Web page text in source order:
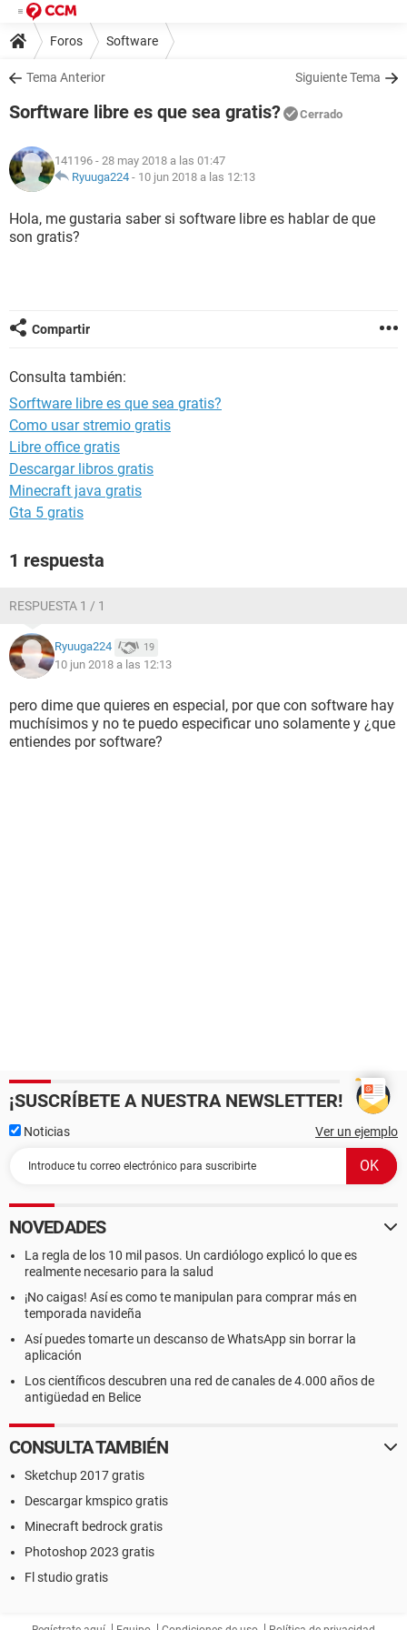
Foros Software
Tema Anterior Siguiente Tema
Sorftware libre es que sea gratis? Cerrado
141196 - 28 may 2018 a las 01:47
Ryuuga224 - 10 jun 2018 a las 12:13
Hola, me gustaria saber si software libre es hablar de que
son gratis?
Compartir
Consulta también:
Sorftware libre es que sea gratis?
Como usar stremio gratis
Libre office gratis
Descargar libros gratis
Minecraft java gratis
Gta 5 gratis
1 respuesta
RESPUESTA 1 / 1
Ryuuga224 19
10 jun 2018 a las 12:13
pero dime que quieres en especial, por que con software hay
muchísimos y no te puedo especificar uno solamente y ¿que
entiendes por software?
¡SUSCRÍBETE A NUESTRA NEWSLETTER!
Noticias Ver un ejemplo
NOVEDADES
La regla de los 10 mil pasos. Un cardiólogo explicó lo que es
realmente necesario para la salud
¡No caigas! Así es como te manipulan para comprar más en
temporada navideña
Así puedes tomarte un descanso de WhatsApp sin borrar la
aplicación
Los científicos descubren una red de canales de 4.000 años de
antigüedad en Belice
CONSULTA TAMBIÉN
Sketchup 2017 gratis
Descargar kmspico gratis
Minecraft bedrock gratis
Photoshop 2023 gratis
Fl studio gratis